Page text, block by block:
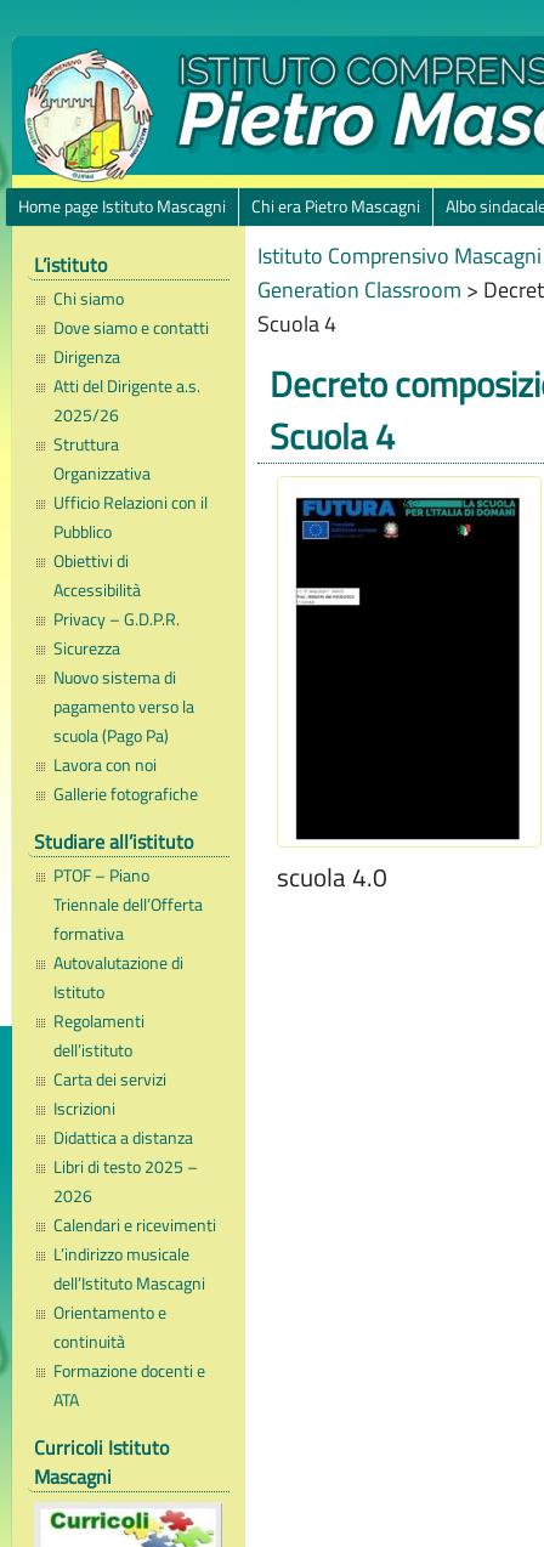
Home page Istituto Mascagni Chi era Pietro Mascagni Albo
L’istituto
Chi siamo
Dove siamo e contatti
Dirigenza
Atti del Dirigente a.s.
2025/26
Struttura
Organizzativa
Ufficio Relazioni con il
Pubblico
Obiettivi di
Accessibilità
Privacy – G.D.P.R.
Sicurezza
Nuovo sistema di
pagamento verso la
scuola (Pago Pa)
Lavora con noi
Gallerie fotografiche
Studiare all’istituto
PTOF – Piano
Triennale dell’Offerta
formativa
Autovalutazione di
Istituto
Regolamenti
dell’istituto
Carta dei servizi
Iscrizioni
Didattica a distanza
Libri di testo 2025 –
2026
Calendari e ricevimenti
L’indirizzo musicale
dell’Istituto Mascagni
Orientamento e
continuità
Formazione docenti e
ATA
Curricoli Istituto
Mascagni
Istituto Comprensivo
Generation Classroom >
Scuola 4
Decreto
Scuola 4
scuola 4.0